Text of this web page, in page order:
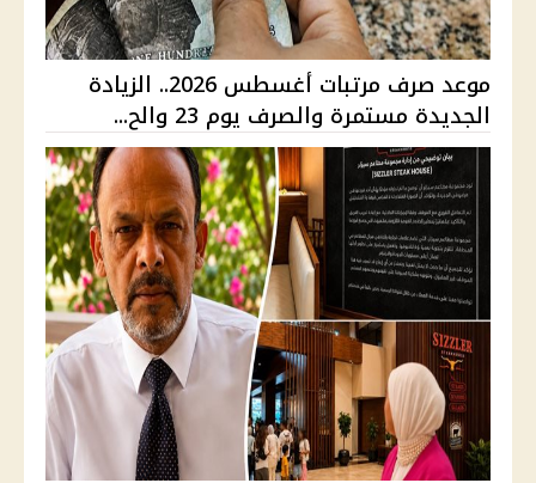
موعد صرف مرتبات أغسطس 2026.. الزيادة
الجديدة مستمرة والصرف يوم 23 والح...